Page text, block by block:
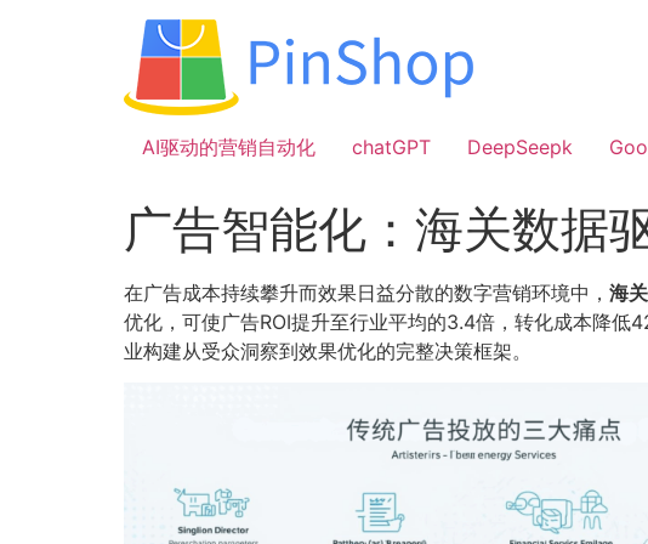
AI驱动的营销自动化
chatGPT DeepSeepk
广告智能化：海关数据
在广告成本持续攀升而效果日益分散的数字营销环境中， 海
优化，可使广告ROI提升至行业平均的3.4倍，转化成本降
业构建从受众洞察到效果优化的完整决策框架。